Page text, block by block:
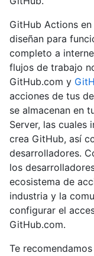
GitHub Actions
diseñan para
completo a
flujos de trabajo
GitHub.com y
acciones de tus
se almacenan en
Server, las cuales
crea GitHub, así
desarrolladores.
los
ecosistema de
industria y la
configurar el
GitHub.com.
Te